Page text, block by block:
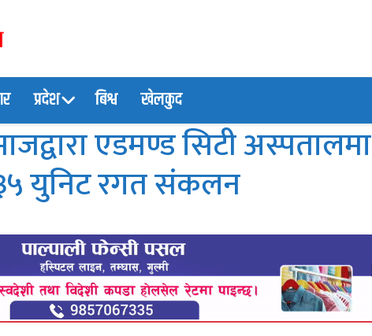
प्रदेश बिश्व खेलकुद
एडमण्ड सिटी अस्पतालमा
३५ युनिट रगत संकलन